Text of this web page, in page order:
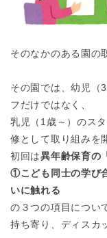
そのなかのある園の
その園では、幼児（
フだけではなく、
乳児（1歳～）のス
修として取り組みを
初回は異年齢保育の
①こども同士の学
いに触れる
の３つの項目につい
持ち寄り、ディスカ